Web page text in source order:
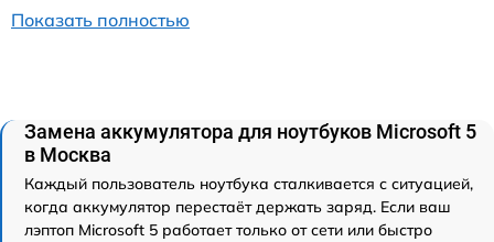
Показать полностью
Замена аккумулятора для ноутбуков Microsoft 5
в Москва
Каждый пользователь ноутбука сталкивается с ситуацией,
когда аккумулятор перестаёт держать заряд. Если ваш
лэптоп Microsoft 5 работает только от сети или быстро